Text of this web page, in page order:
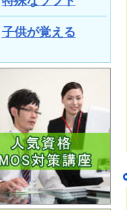
子供が覚える